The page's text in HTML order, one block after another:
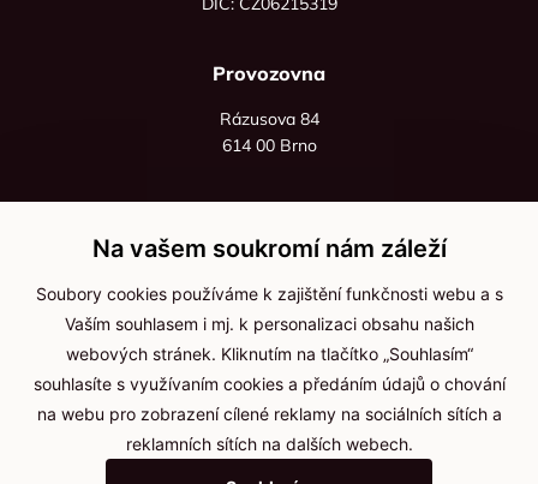
Provozovna
Rázusova 84
614 00 Brno
+420 736 535 066
Po - pá: 8:00 - 16:00
info@jma-kam.cz
Důležité informace
Ochrana osobních údajů
Na vašem soukromí nám záleží
Soubory cookies používáme k zajištění funkčnosti webu a s
Vaším souhlasem i mj. k personalizaci obsahu našich
webových stránek. Kliknutím na tlačítko „Souhlasím“
souhlasíte s využívaním cookies a předáním údajů o chování
na webu pro zobrazení cílené reklamy na sociálních sítích a
reklamních sítích na dalších webech.